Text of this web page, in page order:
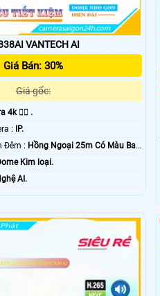
VANTECH AI
Giá Bán: 30%
Giá gốc:
4k 👍🏾 .
⚛️ Công Nghệ Camera : IP.
❃ Khoảng Cách Ban Đêm : Hồng Ngoại 25m Có Màu Ban
Kim loại.
AI.